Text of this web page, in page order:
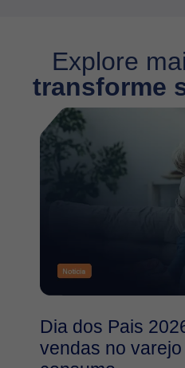
Explore
transforme
Dia dos Pais
vendas no